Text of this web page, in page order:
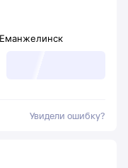
Увидели ошибку?